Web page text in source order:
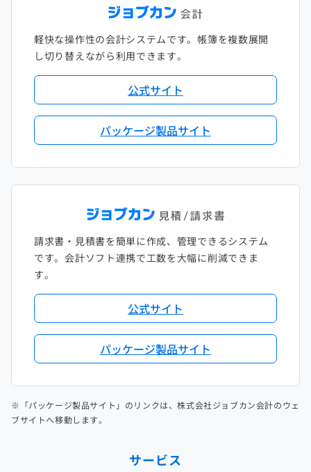
軽快な操作性の会計システムです。帳簿を複数展開
し切り替えながら利用できます。
公式サイト
パッケージ製品サイト
請求書・見積書を簡単に作成、管理できるシステム
です。会計ソフト連携で工数を大幅に削減できま
す。
公式サイト
パッケージ製品サイト
※「パッケージ製品サイト」のリンクは、株式会社ジョブカン会計のウェ
ブサイトへ移動します。
サービス